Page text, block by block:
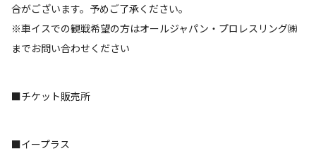
合がございます。予めご了承ください。
※車イスでの観戦希望の方はオールジャパン・プロレスリング㈱
までお問い合わせください
■チケット販売所
■イープラス